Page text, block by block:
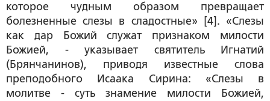
которое чудным образом превращает
болезненные слезы в сладостные» [4] . «Слезы
как дар Божий служат признаком милости
Божией, - указывает святитель Игнатий
(Брянчанинов), приводя известные слова
преподобного Исаака Сирина: «Слезы в
молитве - суть знамение милости Божией,